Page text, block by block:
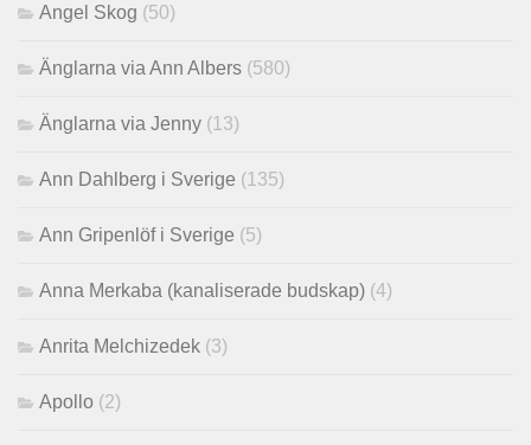
Angel Skog (50)
Änglarna via Ann Albers (580)
Änglarna via Jenny (13)
Ann Dahlberg i Sverige (135)
Ann Gripenlöf i Sverige (5)
Anna Merkaba (kanaliserade budskap) (4)
Anrita Melchizedek (3)
Apollo (2)